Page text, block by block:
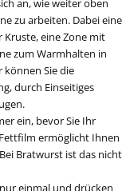
an, wie weiter oben
zu arbeiten. Dabei eine
eine Zone mit
zum Warmhalten in
können Sie die
durch Einseitiges
ein, bevor Sie Ihr
ermöglicht Ihnen
Bratwurst ist das nicht
einmal und drücken